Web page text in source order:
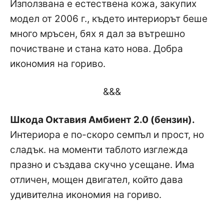
Използвана е естествена кожа, закупих
модел от 2006 г., където интериорът беше
много мръсен, бях я дал за вътрешно
почистване и стана като нова. Добра
икономия на гориво.
&&&
Шкода Октавия Амбиент 2.0 (бензин).
Интериора е по-скоро семпъл и прост, но
сладък. на моменти таблото изглежда
празно и създава скучно усещане. Има
отличен, мощен двигател, който дава
удивителна икономия на гориво.